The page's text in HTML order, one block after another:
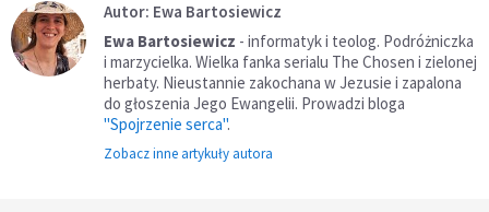
Autor: Ewa Bartosiewicz
Ewa Bartosiewicz - informatyk i teolog. Podróżniczka
i marzycielka. Wielka fanka serialu The Chosen i zielonej
herbaty. Nieustannie zakochana w Jezusie i zapalona
do głoszenia Jego Ewangelii. Prowadzi bloga
"Spojrzenie serca".
Zobacz inne artykuły autora